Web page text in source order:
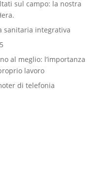
sul campo: la nostra
sanitaria integrativa
al meglio: l’importanza
lavoro
di telefonia